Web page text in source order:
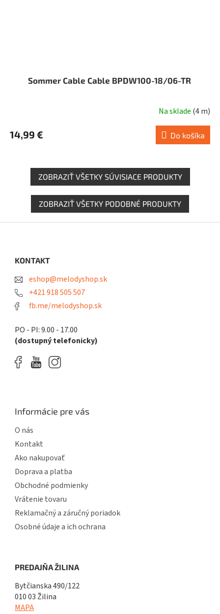
Sommer Cable Cable BPDW100-18/06-TR
Na sklade (4 m)
14,99 € Do košíka
ZOBRAZIŤ VŠETKY SÚVISIACE PRODUKTY
ZOBRAZIŤ VŠETKY PODOBNÉ PRODUKTY
KONTAKT
eshop@melodyshop.sk
+421 918 505 507
fb.me/melodyshop.sk
PO - PI: 9.00 - 17.00
(dostupný telefonicky)
Informácie pre vás
O nás
Kontakt
Ako nakupovať
Doprava a platba
Obchodné podmienky
Vrátenie tovaru
Reklamačný a záručný poriadok
Osobné údaje a ich ochrana
PREDAJŇA ŽILINA
Bytčianska 490/122
010 03 Žilina
MAPA